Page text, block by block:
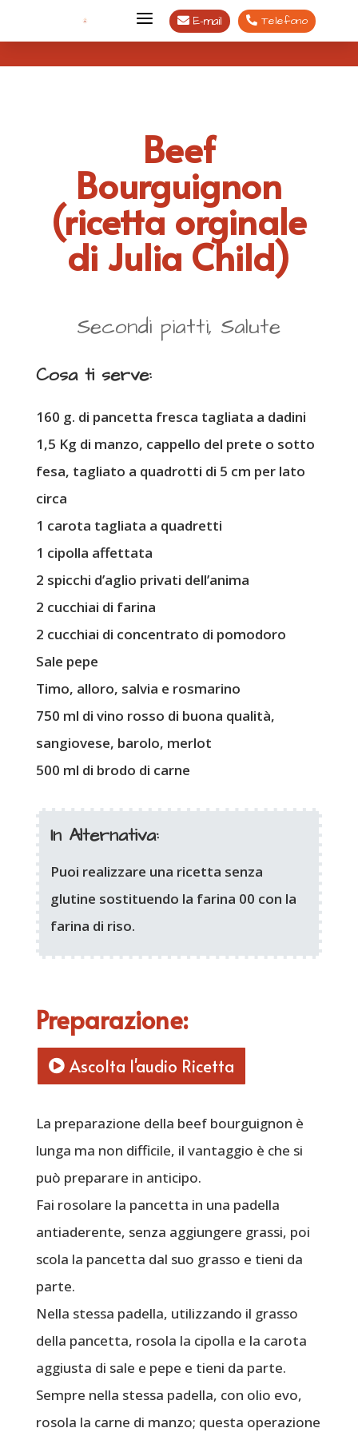
a  E-mail  Telefono
Beef
Bourguignon
(ricetta orginale
di Julia Child)
Secondi piatti, Salute
Cosa ti serve:
160 g. di pancetta fresca tagliata a dadini
1,5 Kg di manzo, cappello del prete o sotto
fesa, tagliato a quadrotti di 5 cm per lato
circa
1 carota tagliata a quadretti
1 cipolla affettata
2 spicchi d’aglio privati dell’anima
2 cucchiai di farina
2 cucchiai di concentrato di pomodoro
Sale pepe
Timo, alloro, salvia e rosmarino
750 ml di vino rosso di buona qualità,
sangiovese, barolo, merlot
500 ml di brodo di carne
In Alternativa:
Puoi realizzare una ricetta senza
glutine sostituendo la farina 00 con la
farina di riso.
Preparazione:
Ascolta l'audio Ricetta
La preparazione della beef bourguignon è
lunga ma non difficile, il vantaggio è che si
può preparare in anticipo.
Fai rosolare la pancetta in una padella
antiaderente, senza aggiungere grassi, poi
scola la pancetta dal suo grasso e tieni da
parte.
Nella stessa padella, utilizzando il grasso
della pancetta, rosola la cipolla e la carota
aggiusta di sale e pepe e tieni da parte.
Sempre nella stessa padella, con olio evo,
rosola la carne di manzo; questa operazione